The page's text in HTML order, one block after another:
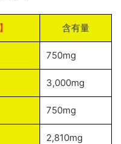
含有量
750mg
3,000mg
750mg
2,810mg